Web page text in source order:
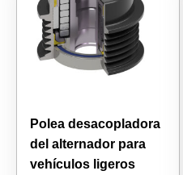
Polea desacopladora
del alternador para
vehículos ligeros